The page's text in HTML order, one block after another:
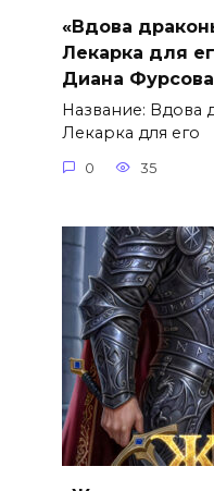
«Вдова
Лекарка для
Диана Фурсова
Название: Вдова
Лекарка для его
0 35